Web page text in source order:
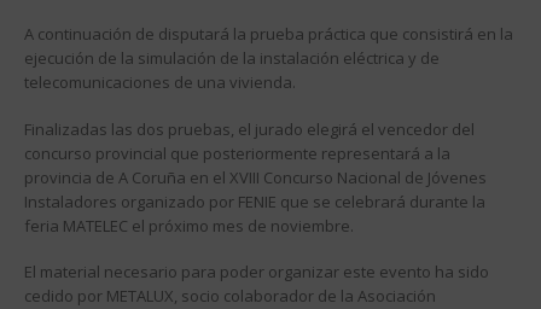
A continuación de disputará la prueba práctica que consistirá en la
ejecución de la simulación de la instalación eléctrica y de
telecomunicaciones de una vivienda.
Finalizadas las dos pruebas, el jurado elegirá el vencedor del
concurso provincial que posteriormente representará a la
provincia de A Coruña en el XVIII Concurso Nacional de Jóvenes
Instaladores organizado por FENIE que se celebrará durante la
feria MATELEC el próximo mes de noviembre.
El material necesario para poder organizar este evento ha sido
cedido por METALUX, socio colaborador de la Asociación